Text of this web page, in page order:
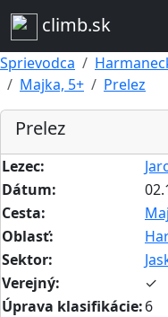
climb.sk
Sprievodca
Majka, 5+
Prelez
Prelez
Lezec:
Dátum:
Cesta:
Oblasť:
Sektor:
Verejný:
✓
Úprava klasifikácie:6